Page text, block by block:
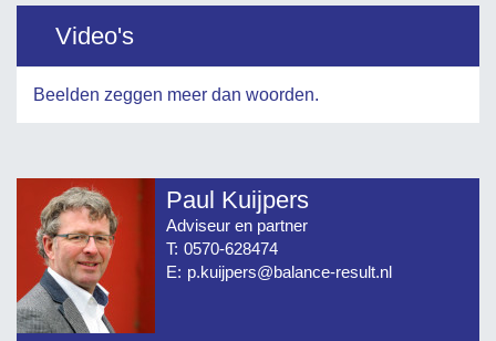
Video's
Beelden zeggen meer dan woorden.
Paul Kuijpers
Adviseur en partner
T: 0570-628474
E: p.kuijpers@balance-result.nl